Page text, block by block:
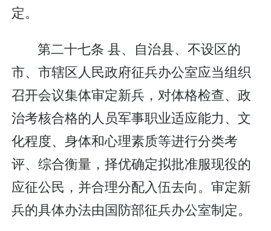
定。
第二十七条 县、自治县、不设区的
市、市辖区人民政府征兵办公室应当组织
召开会议集体审定新兵，对体格检查、政
治考核合格的人员军事职业适应能力、文
化程度、身体和心理素质等进行分类考
评、综合衡量，择优确定拟批准服现役的
应征公民，并合理分配入伍去向。审定新
兵的具体办法由国防部征兵办公室制定。